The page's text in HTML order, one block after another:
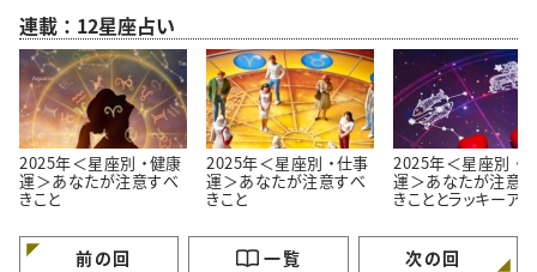
連載：12星座占い
2025年＜星座別 ・健康
運＞あなたが注意すべ
きこと
2025年＜星座別 ・仕事
運＞あなたが注意すべ
きこと
2025年＜星座別 ・
運＞あなたが注意
きこととラッキーア
ます！」
前の回 一覧 次の回